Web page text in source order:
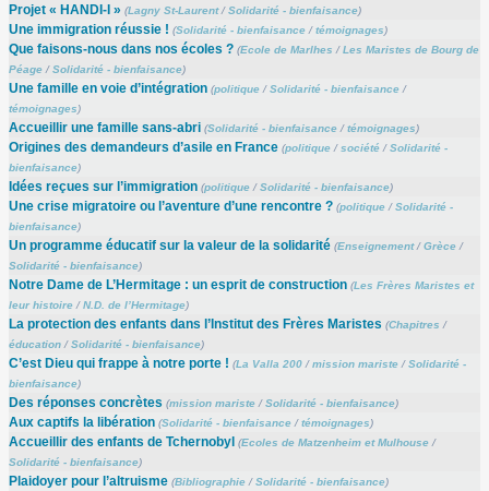
Projet « HANDI-I » (Lagny St-Laurent/Solidarité - bienfaisance)
Une immigration réussie ! (Solidarité - bienfaisance/témoignages)
Que faisons-nous dans nos écoles ? (Ecole de Marlhes /Les Maristes de Bourg de
Péage/Solidarité - bienfaisance)
Une famille en voie d’intégration (politique/Solidarité - bienfaisance/
témoignages)
Accueillir une famille sans-abri (Solidarité - bienfaisance/témoignages)
Origines des demandeurs d’asile en France (politique/société/Solidarité -
bienfaisance)
Idées reçues sur l’immigration (politique/Solidarité - bienfaisance)
Une crise migratoire ou l’aventure d’une rencontre ? (politique/Solidarité -
bienfaisance)
Un programme éducatif sur la valeur de la solidarité (Enseignement/Grèce/
Solidarité - bienfaisance)
Notre Dame de L’Hermitage : un esprit de construction (Les Frères Maristes et
leur histoire/N.D. de l’Hermitage)
La protection des enfants dans l’Institut des Frères Maristes (Chapitres /
éducation/Solidarité - bienfaisance)
C’est Dieu qui frappe à notre porte ! (La Valla 200/mission mariste/Solidarité -
bienfaisance)
Des réponses concrètes (mission mariste/Solidarité - bienfaisance)
Aux captifs la libération (Solidarité - bienfaisance/témoignages)
Accueillir des enfants de Tchernobyl (Ecoles de Matzenheim et Mulhouse/
Solidarité - bienfaisance)
Plaidoyer pour l’altruisme (Bibliographie/Solidarité - bienfaisance)